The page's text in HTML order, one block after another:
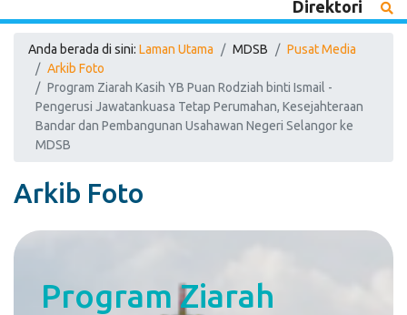
Direktori
Anda berada di sini: Laman Utama MDSB
Pusat Media
Arkib Foto
Program Ziarah Kasih YB Puan Rodziah binti Ismail -
Pengerusi Jawatankuasa Tetap Perumahan, Kesejahteraan
Bandar dan Pembangunan Usahawan Negeri Selangor ke
MDSB
Arkib Foto
Program Ziarah